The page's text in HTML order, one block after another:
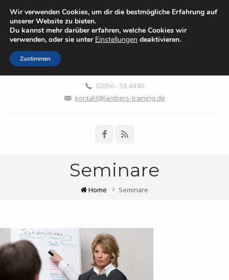
WENN DIE ELTERN ALT
WERDEN
Leben zwischen Fürsorge, Liebe, Aufopferung, Überforderung,
Wut und Abgrenzung
02056 - 58 44 80
kontakt@lambers-training.de
Seminare
Home Seminare
Wir verwenden Cookies, um dir die bestmögliche Erfahrung auf
unserer Website zu bieten.
Du kannst mehr darüber erfahren, welche Cookies wir
verwenden, oder sie unter Einstellungen deaktivieren.
Zustimmen